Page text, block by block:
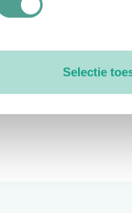
Selectie